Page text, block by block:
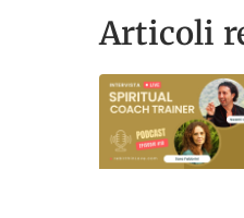
Articoli